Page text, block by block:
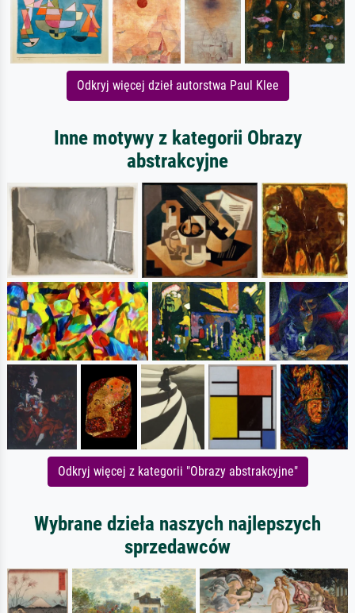
Odkryj więcej dzieł autorstwa Paul Klee
Inne motywy z kategorii Obrazy
abstrakcyjne
Odkryj więcej z kategorii "Obrazy abstrakcyjne"
Wybrane dzieła naszych najlepszych
sprzedawców